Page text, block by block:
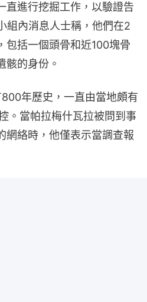
直進行挖掘工作，以驗證告
組內消息人士稱，他們在2
包括一個頭骨和近100塊骨
骸的身份。
年歷史，一直由當地頗有
。當帕拉梅什瓦拉被問到事
網絡時，他僅表示當調查報